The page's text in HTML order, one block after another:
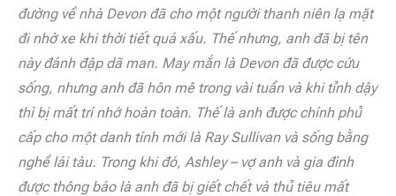
đường về nhà Devon đã cho một người thanh niên lạ mặt
đi nhờ xe khi thời tiết quá xấu. Thế nhưng, anh đã bị tên
này đánh đập dã man. May mắn là Devon đã được cứu
sống, nhưng anh đã hôn mê trong vài tuần và khi tỉnh dậy
thì bị mất trí nhớ hoàn toàn. Thế là anh được chính phủ
cấp cho một danh tính mới là Ray Sullivan và sống bằng
nghề lái tàu. Trong khi đó, Ashley – vợ anh và gia đình
được thông báo là anh đã bị giết chết và thủ tiêu mất